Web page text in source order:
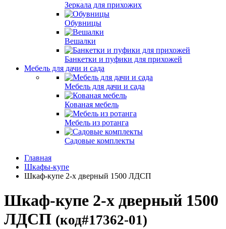
Зеркала для прихожих
Обувницы
Вешалки
Банкетки и пуфики для прихожей
Мебель для дачи и сада
Мебель для дачи и сада
Кованая мебель
Мебель из ротанга
Садовые комплекты
Главная
Шкафы-купе
Шкаф-купе 2-х дверный 1500 ЛДСП
Шкаф-купе 2-х дверный 1500
ЛДСП (код#17362-01)